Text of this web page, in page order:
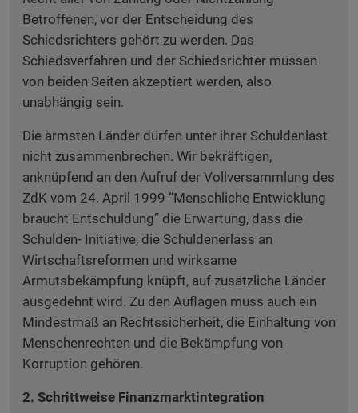
Betroffenen, vor der Entscheidung des
Schiedsrichters gehört zu werden. Das
Schiedsverfahren und der Schiedsrichter müssen
von beiden Seiten akzeptiert werden, also
unabhängig sein.
Die ärmsten Länder dürfen unter ihrer Schuldenlast
nicht zusammenbrechen. Wir bekräftigen,
anknüpfend an den Aufruf der Vollversammlung des
ZdK vom 24. April 1999 “Menschliche Entwicklung
braucht Entschuldung” die Erwartung, dass die
Schulden- Initiative, die Schuldenerlass an
Wirtschaftsreformen und wirksame
Armutsbekämpfung knüpft, auf zusätzliche Länder
ausgedehnt wird. Zu den Auflagen muss auch ein
Mindestmaß an Rechtssicherheit, die Einhaltung von
Menschenrechten und die Bekämpfung von
Korruption gehören.
2. Schrittweise Finanzmarktintegration